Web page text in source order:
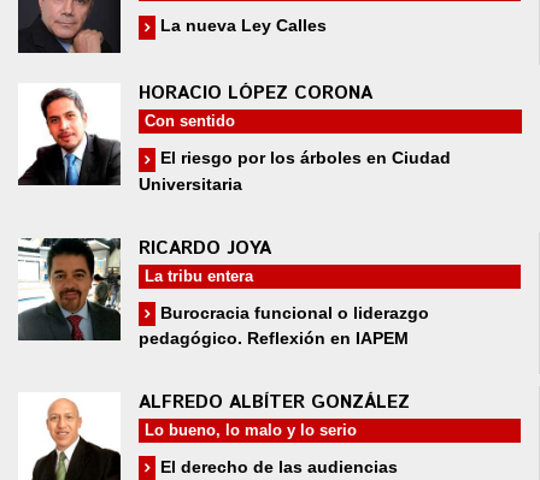
La nueva Ley Calles
HORACIO LÓPEZ CORONA
Con sentido
El riesgo por los árboles en Ciudad
Universitaria
RICARDO JOYA
La tribu entera
Burocracia funcional o liderazgo
pedagógico. Reflexión en IAPEM
ALFREDO ALBÍTER GONZÁLEZ
Lo bueno, lo malo y lo serio
El derecho de las audiencias